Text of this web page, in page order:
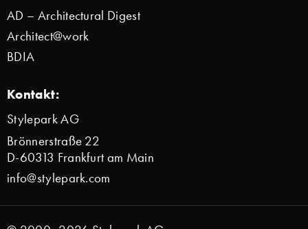
AD – Architectural Digest
Architect@work
BDIA
Kontakt:
Stylepark AG
Brönnerstraße 22
D-60313 Frankfurt am Main
info@stylepark.com